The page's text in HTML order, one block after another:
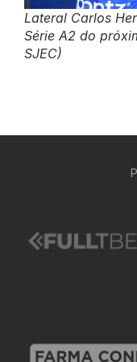
Lateral Carlos
Série A2 do
SJEC)